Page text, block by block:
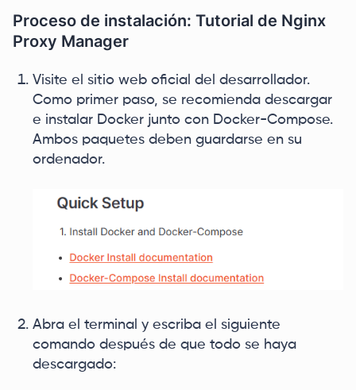
Proceso de instalación: Tutorial de Nginx
Proxy Manager
Visite el sitio web oficial del desarrollador.
Como primer paso, se recomienda descargar
e instalar Docker junto con Docker-Compose.
Ambos paquetes deben guardarse en su
ordenador.
Abra el terminal y escriba el siguiente
comando después de que todo se haya
descargado: